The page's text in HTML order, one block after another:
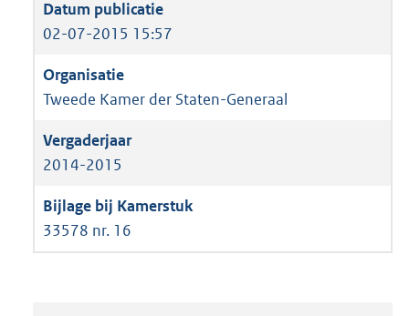
02-07-2015 15:57
Tweede Kamer der Staten-Generaal
2014-2015
33578 nr. 16